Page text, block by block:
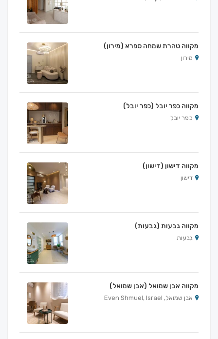
מקווה טהרת שמחה ספרא (מירון)
מירון
מקווה כפר יובל (כפר יובל)
כפר יובל
מקווה דישון (דישון)
דישון
מקווה גבעות (גבעות)
גבעות
מקווה אבן שמואל (אבן שמואל)
אבן שמואל, Even Shmuel, Israel